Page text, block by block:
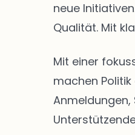
neue
Qualität. Mit
Mit einer
machen